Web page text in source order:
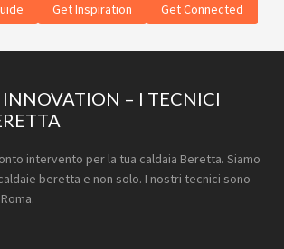
Get Inspiration Get Connected
– I TECNICI
intervento per la tua caldaia Beretta. Siamo
beretta e non solo. I nostri tecnici sono